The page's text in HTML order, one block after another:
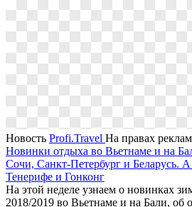
Новость Profi.Travel На правах
Новинки отдыха во Вьетнаме и на
Сочи, Санкт-Петербург и Беларусь.
Тенерифе и Гонконг
На этой неделе узнаем о новинках
2018/2019 во Вьетнаме и на Бали, об